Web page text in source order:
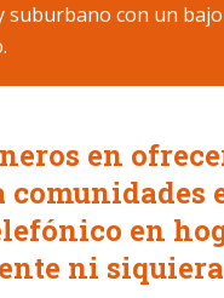
suburbano con un bajo
en
en
ni